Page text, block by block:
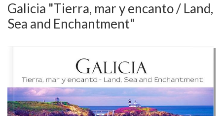
Galicia "Tierra, mar y encanto / Land,
Sea and Enchantment"